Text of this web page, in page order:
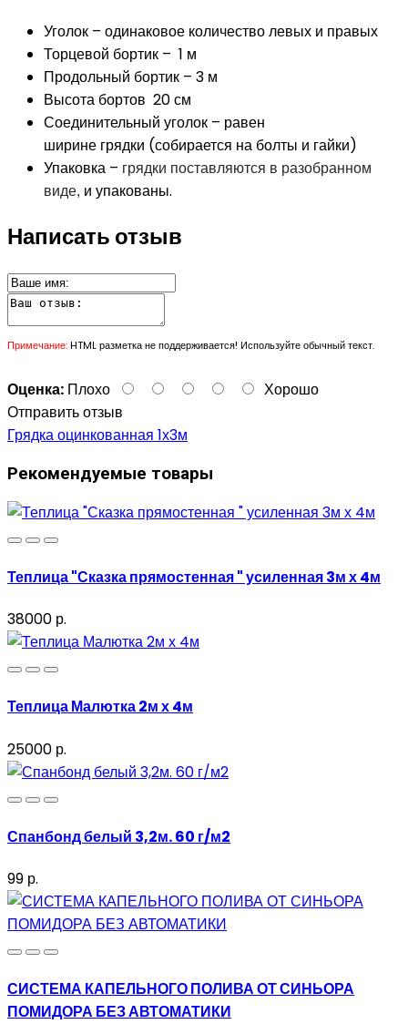
Уголок – одинаковое количество левых и правых
Торцевой бортик – 1 м
Продольный бортик – 3 м
Высота бортов 20 см
Соединительный уголок – равен
ширине грядки (собирается на болты и гайки)
Упаковка – грядки поставляются в разобранном
виде, и упакованы.
Написать отзыв
Примечание:HTML разметка не поддерживается! Используйте обычный текст.
Оценка: Плохо
Хорошо
Отправить отзыв
Грядка оцинкованная 1х3м
Рекомендуемые товары
Теплица "Сказка прямостенная " усиленная 3м х 4м
38000 р.
Теплица Малютка 2м х 4м
25000 р.
Спанбонд белый 3,2м. 60 г/м2
99 р.
СИСТЕМА КАПЕЛЬНОГО ПОЛИВА ОТ СИНЬОРА
ПОМИДОРА БЕЗ АВТОМАТИКИ